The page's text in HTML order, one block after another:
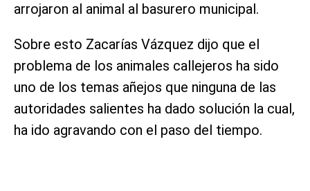
arrojaron al animal al basurero municipal.
Sobre esto Zacarías Vázquez dijo que el
problema de los animales callejeros ha sido
uno de los temas añejos que ninguna de las
autoridades salientes ha dado solución la cual,
ha ido agravando con el paso del tiempo.